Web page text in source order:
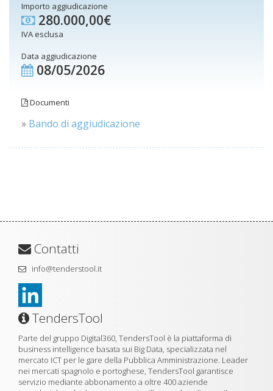
Importo aggiudicazione
280.000,00€
IVA esclusa
Data aggiudicazione
08/05/2026
Documenti
» Bando di aggiudicazione
Contatti
info@tenderstool.it
TendersTool
Parte del gruppo Digital360, TendersTool è la piattaforma di
business intelligence basata sui Big Data, specializzata nel
mercato ICT per le gare della Pubblica Amministrazione. Leader
nei mercati spagnolo e portoghese, TendersTool garantisce
servizio mediante abbonamento a oltre 400 aziende